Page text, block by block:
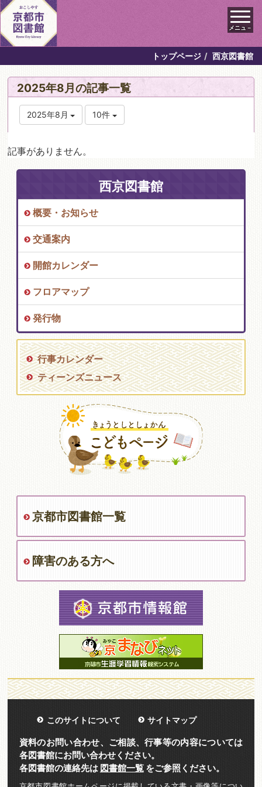
メニュ－
トップページ 西京図書館
2025年8月の記事一覧
2025年8月 10件
記事がありません。
西京図書館
概要・お知らせ
交通案内
開館カレンダー
フロアマップ
発行物
行事カレンダー
ティーンズニュース
京都市図書館一覧
障害のある方へ
このサイトについて サイトマップ
資料のお問い合わせ、ご相談、行事等の内容については
各図書館にお問い合わせください。
各図書館の連絡先は 図書館一覧をご参照ください。